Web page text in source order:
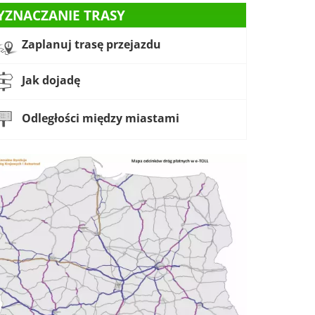
TRASY
Zaplanuj trasę przejazdu
Jak dojadę
Odległości między miastami